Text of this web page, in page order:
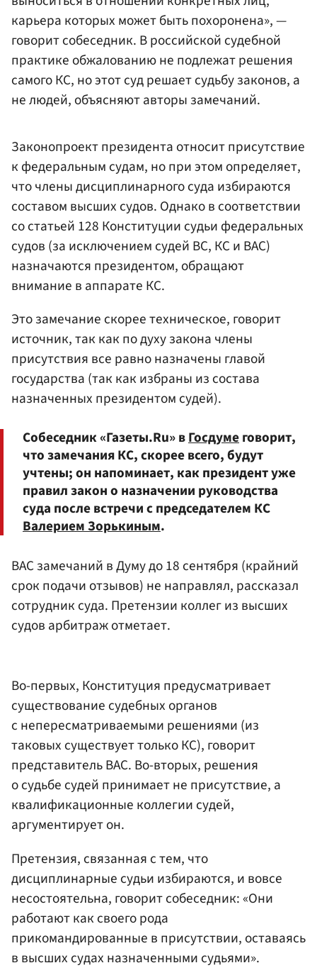
карьера которых может быть похоронена», —
говорит собеседник. В российской судебной
практике обжалованию не подлежат решения
самого КС, но этот суд решает судьбу законов, а
не людей, объясняют авторы замечаний.
Законопроект президента относит присутствие
к федеральным судам, но при этом определяет,
что члены дисциплинарного суда избираются
составом высших судов. Однако в соответствии
со статьей 128 Конституции судьи федеральных
судов (за исключением судей ВС, КС и ВАС)
назначаются президентом, обращают
внимание в аппарате КС.
Это замечание скорее техническое, говорит
источник, так как по духу закона члены
присутствия все равно назначены главой
государства (так как избраны из состава
назначенных президентом судей).
Собеседник «Газеты.Ru» вГосдумеговорит,
что замечания КС, скорее всего, будут
учтены; он напоминает, как президент уже
правил закон о назначении руководства
суда после встречи с председателем КС
Валерием Зорькиным.
ВАС замечаний в Думу до 18 сентября (крайний
срок подачи отзывов) не направлял, рассказал
сотрудник суда. Претензии коллег из высших
судов арбитраж отметает.
Во-первых, Конституция предусматривает
существование судебных органов
с непересматриваемыми решениями (из
таковых существует только КС), говорит
представитель ВАС. Во-вторых, решения
о судьбе судей принимает не присутствие, а
квалификационные коллегии судей,
аргументирует он.
Претензия, связанная с тем, что
дисциплинарные судьи избираются, и вовсе
несостоятельна, говорит собеседник: «Они
работают как своего рода
прикомандированные в присутствии, оставаясь
в высших судах назначенными судьями».